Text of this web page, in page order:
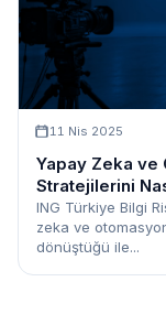
11 Nis 2025
Yapay Zeka ve
Stratejilerini
ING Türkiye Bilgi
zeka ve
dönüştüğü ile...